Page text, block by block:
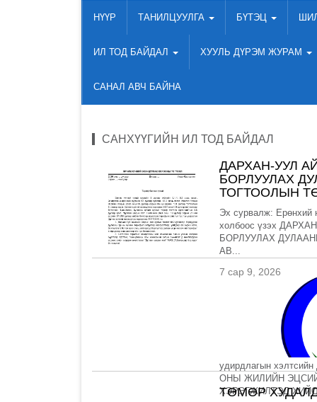
НҮҮР ТАНИЛЦУУЛГА БҮТЭЦ
ИЛ ТОД БАЙДАЛ ХУУЛЬ ДҮРЭМ ЖУРАМ
САНАЛ АВЧ БАЙНА
САНХҮҮГИЙН ИЛ ТОД БАЙДАЛ
ДАРХАН-УУЛ
БОРЛУУЛАХ
ТОГТООЛЫН
Эх сурвалж: Ерөнхий
холбоос үзэх
БОРЛУУЛАХ
АВ...
7 сар 9, 2026
удирдлагын
ОНЫ ЖИЛИЙН
ХЭРЭГЖИЛТЭД
ТӨМӨР